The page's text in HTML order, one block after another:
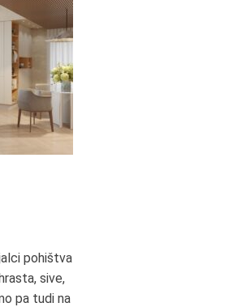
pohištva
sive,
pa tudi na